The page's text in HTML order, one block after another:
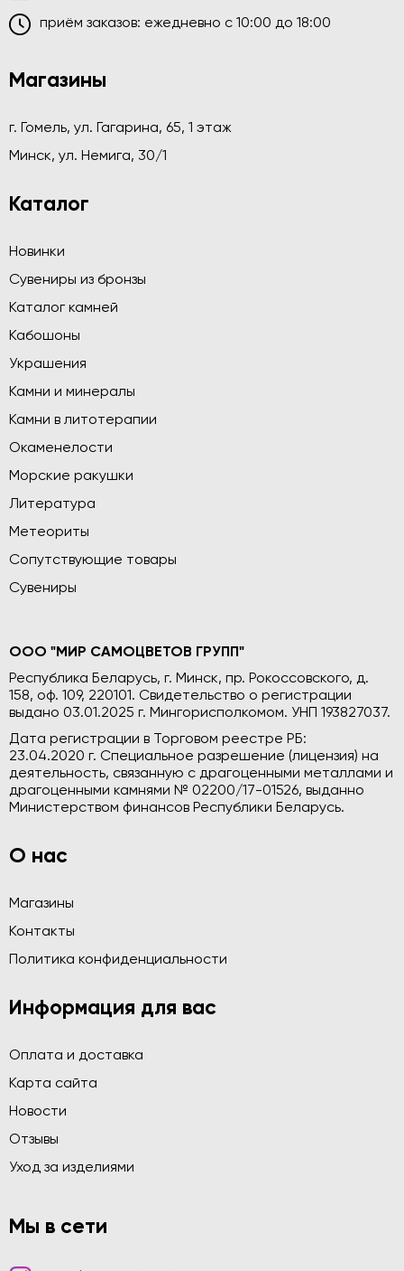
приём заказов: ежедневно c 10:00 до 18:00
Магазины
г. Гомель, ул. Гагарина, 65, 1 этаж
Минск, ул. Немига, 30/1
Каталог
Новинки
Сувениры из бронзы
Каталог камней
Кабошоны
Украшения
Камни и минералы
Камни в литотерапии
Окаменелости
Морские ракушки
Литература
Метеориты
Сопутствующие товары
Сувениры
ООО "МИР САМОЦВЕТОВ ГРУПП"
Республика Беларусь, г. Минск, пр. Рокоссовского, д.
158, оф. 109, 220101. Свидетельство о регистрации
выдано 03.01.2025 г. Мингорисполкомом. УНП 193827037.
Дата регистрации в Торговом реестре РБ:
23.04.2020 г. Специальное разрешение (лицензия) на
деятельность, связанную с драгоценными металлами и
драгоценными камнями № 02200/17-01526, выданно
Министерством финансов Республики Беларусь.
О нас
Магазины
Контакты
Политика конфиденциальности
Информация для вас
Оплата и доставка
Карта сайта
Новости
Отзывы
Уход за изделиями
Мы в сети